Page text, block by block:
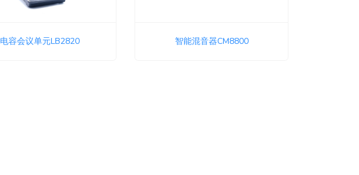
电容会议单元LB2820 智能混音器CM8800